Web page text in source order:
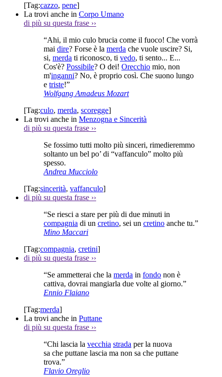
[Tag:cazzo, pene]
La trovi anche in Corpo Umano
di più su questa frase ››
“Ahi, il mio culo brucia come il fuoco! Che vorrà
mai dire? Forse è la merda che vuole uscire? Si,
si, merda ti riconosco, ti vedo, ti sento... E...
Cos'è? Possibile? O dei! Orecchio mio, non
m'inganni? No, è proprio così. Che suono lungo
e triste!”
Wolfgang Amadeus Mozart
[Tag:culo, merda, scoregge]
La trovi anche in Menzogna e Sincerità
di più su questa frase ››
Se fossimo tutti molto più sinceri, rimedieremmo
soltanto un bel po’ di “vaffanculo” molto più
spesso.
Andrea Mucciolo
[Tag:sincerità, vaffanculo]
di più su questa frase ››
“Se riesci a stare per più di due minuti in
compagnia di un cretino, sei un cretino anche tu.”
Mino Maccari
[Tag:compagnia, cretini]
di più su questa frase ››
“Se ammetterai che la merda in fondo non è
cattiva, dovrai mangiarla due volte al giorno.”
Ennio Flaiano
[Tag:merda]
La trovi anche in Puttane
di più su questa frase ››
“Chi lascia la vecchia strada per la nuova
sa che puttane lascia ma non sa che puttane
trova.”
Flavio Oreglio